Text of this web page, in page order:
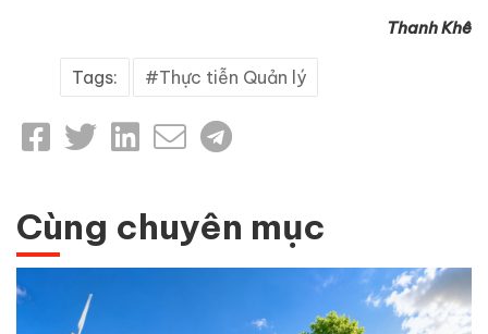
Thanh Khê
Tags: Thực tiễn Quản lý
Cùng chuyên mục